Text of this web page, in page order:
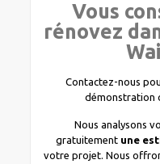
Vous
rénovez
Contactez-nous
démonstration
Nous analysons
gratuitement une
votre projet. Nous